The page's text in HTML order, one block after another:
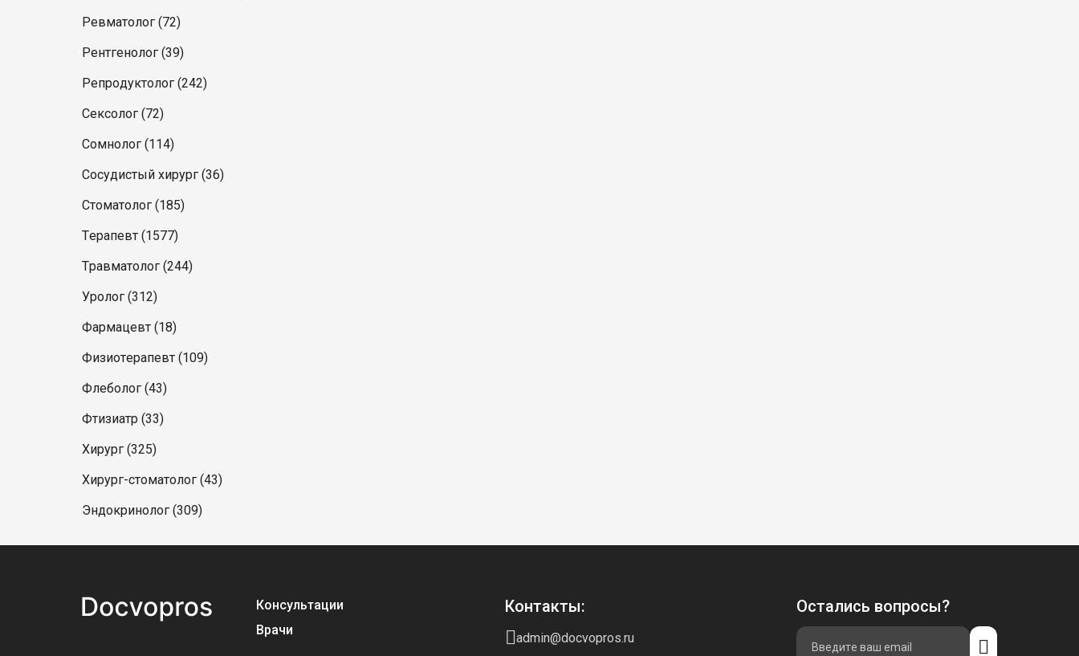
Ревматолог (72)
Рентгенолог (39)
Репродуктолог (242)
Сексолог (72)
Сомнолог (114)
Сосудистый хирург (36)
Стоматолог (185)
Терапевт (1577)
Травматолог (244)
Уролог (312)
Фармацевт (18)
Физиотерапевт (109)
Флеболог (43)
Фтизиатр (33)
Хирург (325)
Хирург-стоматолог (43)
Эндокринолог (309)
Консультации
Врачи
Контакты:
admin@docvopros.ru
Остались вопросы?